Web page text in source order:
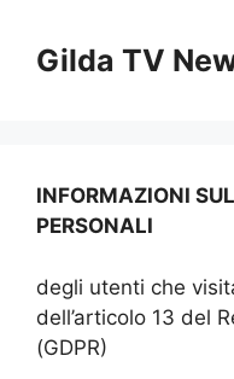
contentGilda TV
INFORMAZIONI
PERSONALI
degli utenti che
dell’articolo 13 del
(GDPR)